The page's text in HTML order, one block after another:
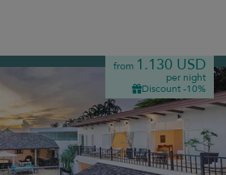
from 1.130 USD
per night
Discount -10%